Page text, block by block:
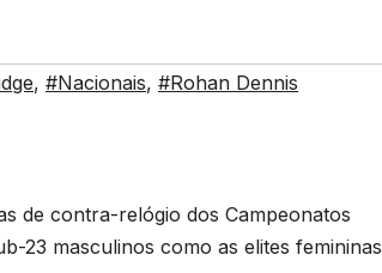
, #Nacionais, #Rohan Dennis
de contra-relógio dos Campeonatos
23 masculinos como as elites femininas